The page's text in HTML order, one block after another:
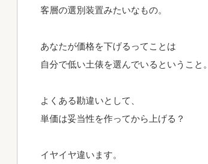
客層の選別装置みたいなもの。
あなたが価格を下げるってことは
自分で低い土俵を選んでいるということ。
よくある勘違いとして、
単価は妥当性を作ってから上げる？
イヤイヤ違います。